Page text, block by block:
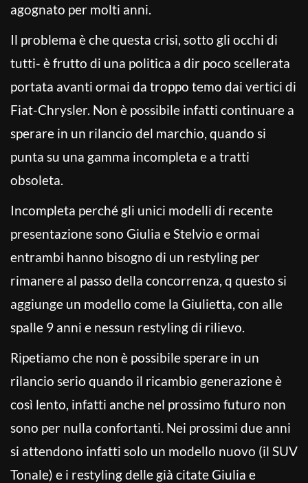
agognato per molti anni.
Il problema è che questa crisi, sotto gli occhi di
tutti- è frutto di una politica a dir poco scellerata
portata avanti ormai da troppo temo dai vertici di
Fiat-Chrysler. Non è possibile infatti continuare a
sperare in un rilancio del marchio, quando si
punta su una gamma incompleta e a tratti
obsoleta.
Incompleta perché gli unici modelli di recente
presentazione sono Giulia e Stelvio e ormai
entrambi hanno bisogno di un restyling per
rimanere al passo della concorrenza, q questo si
aggiunge un modello come la Giulietta, con alle
spalle 9 anni e nessun restyling di rilievo.
Ripetiamo che non è possibile sperare in un
rilancio serio quando il ricambio generazione è
così lento, infatti anche nel prossimo futuro non
sono per nulla confortanti. Nei prossimi due anni
si attendono infatti solo un modello nuovo (il SUV
Tonale) e i restyling delle già citate Giulia e